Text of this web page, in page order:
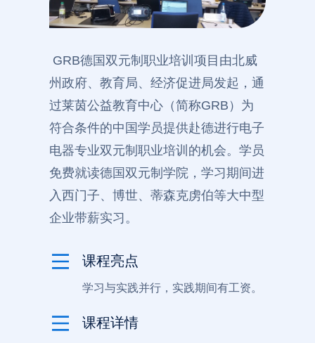
GRB德国双元制职业培训项目由北威
州政府、教育局、经济促进局发起，通
过莱茵公益教育中心（简称GRB）为
符合条件的中国学员提供赴德进行电子
电器专业双元制职业培训的机会。学员
免费就读德国双元制学院，学习期间进
入西门子、博世、蒂森克虏伯等大中型
企业带薪实习。
课程亮点
学习与实践并行，实践期间有工资。
课程详情